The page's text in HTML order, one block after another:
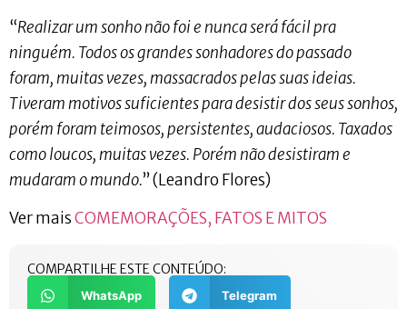
“Realizar um sonho não foi e nunca será fácil pra
ninguém. Todos os grandes sonhadores do passado
foram, muitas vezes, massacrados pelas suas ideias.
Tiveram motivos suficientes para desistir dos seus sonhos,
porém foram teimosos, persistentes, audaciosos. Taxados
como loucos, muitas vezes. Porém não desistiram e
mudaram o mundo.” (Leandro Flores)
Ver maisCOMEMORAÇÕES, FATOS E MITOS
COMPARTILHE ESTE CONTEÚDO:
WhatsApp Telegram